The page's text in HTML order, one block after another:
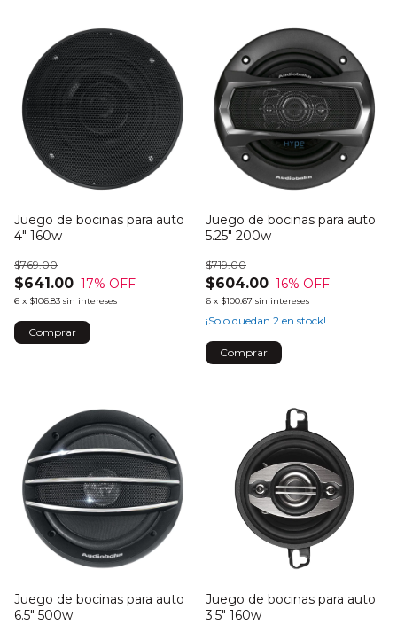
Juego de bocinas para auto
4" 160w
$641.00
$769.00
17% OFF
6 x $106.83 sin intereses
Juego de bocinas para auto
5.25" 200w
$604.00
$719.00
16% OFF
6 x $100.67 sin intereses
¡Solo quedan 2 en stock!
Juego de bocinas para auto
6.5" 500w
Juego de bocinas para auto
3.5" 160w